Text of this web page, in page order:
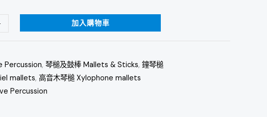
加入購物車
Percussion, 琴槌及鼓棒 Mallets & Sticks, 鐘琴槌
mallets, 高音木琴槌 Xylophone mallets
Percussion